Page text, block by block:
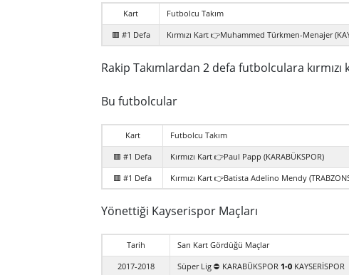
Kart
Futbolcu Takım
🟥 #1 Defa
Kırmızı Kart 👉Muhammed Türkmen-Menajer
Rakip Takımlardan 2 defa futbolculara
Bu futbolcular
Kart
Futbolcu Takım
🟥 #1 Defa
Kırmızı Kart 👉Paul Papp (KARABÜKSPOR)
🟥 #1 Defa
Kırmızı Kart 👉Batista Adelino Mendy
Yönettiği Kayserispor Maçları
Tarih
Sarı Kart Gördüğü Maçlar
2017-2018
Süper Lig ⛔ KARABÜKSPOR 1-0 KAYSERİSPOR